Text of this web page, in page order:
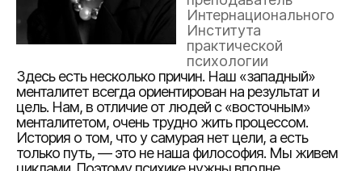
Интернационального
Института
практической
психологии
Здесь есть несколько причин. Наш «западный»
менталитет всегда ориентирован на результат и
цель. Нам, в отличие от людей с «восточным»
менталитетом, очень трудно жить процессом.
История о том, что у самурая нет цели, а есть
только путь, — это не наша философия. Мы живем